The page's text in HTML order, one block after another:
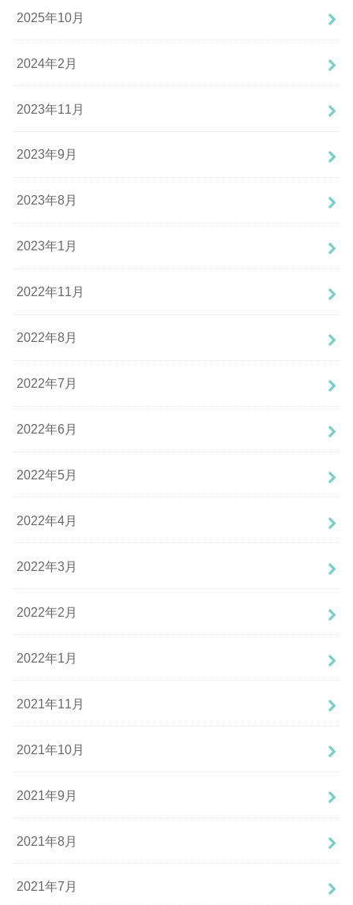
2025年10月
2024年2月
2023年11月
2023年9月
2023年8月
2023年1月
2022年11月
2022年8月
2022年7月
2022年6月
2022年5月
2022年4月
2022年3月
2022年2月
2022年1月
2021年11月
2021年10月
2021年9月
2021年8月
2021年7月